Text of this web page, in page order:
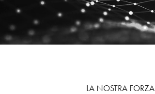
LA NOSTRA FORZA